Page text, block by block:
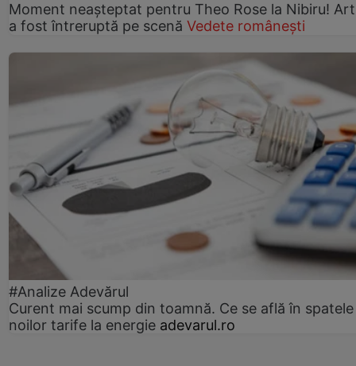
Moment neașteptat pentru Theo Rose la Nibiru!
a fost întreruptă pe scenă Vedete românești
#Analize Adevărul
Curent mai scump din toamnă. Ce se află în spatele
noilor tarife la energie adevarul.ro